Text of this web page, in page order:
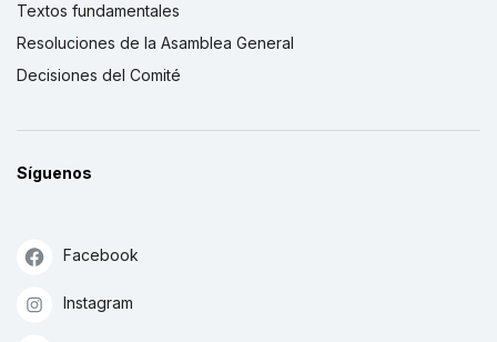
Textos fundamentales
Resoluciones de la Asamblea General
Decisiones del Comité
Síguenos
Facebook
Instagram